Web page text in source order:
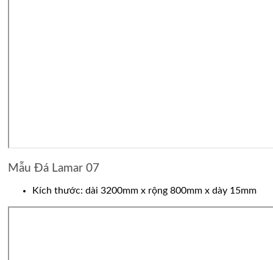
Mẫu Đá Lamar 07
Kích thước: dài 3200mm x rộng 800mm x dày 15mm